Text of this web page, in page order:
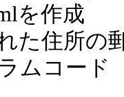
を作成
た住所の
ムコード